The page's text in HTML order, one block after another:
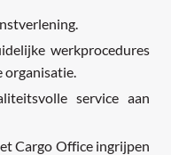
werkprocedures
service aan
Cargo Office ingrijpen